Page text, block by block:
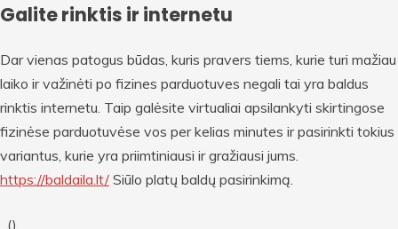
Galite rinktis ir internetu
Dar vienas patogus būdas, kuris pravers tiems, kurie turi mažiau
laiko ir važinėti po fizines parduotuves negali tai yra baldus
rinktis internetu. Taip galėsite virtualiai apsilankyti skirtingose
fizinėse parduotuvėse vos per kelias minutes ir pasirinkti tokius
variantus, kurie yra priimtiniausi ir gražiausi jums.
https://baldaila.lt/ Siūlo platų baldų pasirinkimą.
()